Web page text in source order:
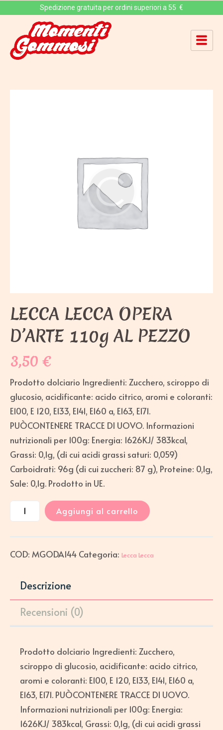
Spedizione gratuita per ordini superiori a 55 €
LECCA LECCA OPERA
D’ARTE 110g AL PEZZO
3,50€
Prodotto dolciario Ingredienti: Zucchero, sciroppo di
glucosio, acidificante: acido citrico, aromi e coloranti:
E100, E 120, E133, E141, E160 a, E163, E171.
PUÒCONTENERE TRACCE DI UOVO. Informazioni
nutrizionali per 100g: Energia: 1626KJ/ 383kcal,
Grassi: 0,1g, (di cui acidi grassi saturi: 0,059)
Carboidrati: 96g (di cui zuccheri: 87 g), Proteine: 0,1g,
Sale: 0,1g. Prodotto in UE.
Aggiungi al carrello
COD: MGODA144 Categoria: Lecca Lecca
Descrizione
Recensioni (0)
Prodotto dolciario Ingredienti: Zucchero,
sciroppo di glucosio, acidificante: acido citrico,
aromi e coloranti: E100, E 120, E133, E141, E160 a,
E163, E171. PUÒCONTENERE TRACCE DI UOVO.
Informazioni nutrizionali per 100g: Energia:
1626KJ/ 383kcal, Grassi: 0,1g, (di cui acidi grassi